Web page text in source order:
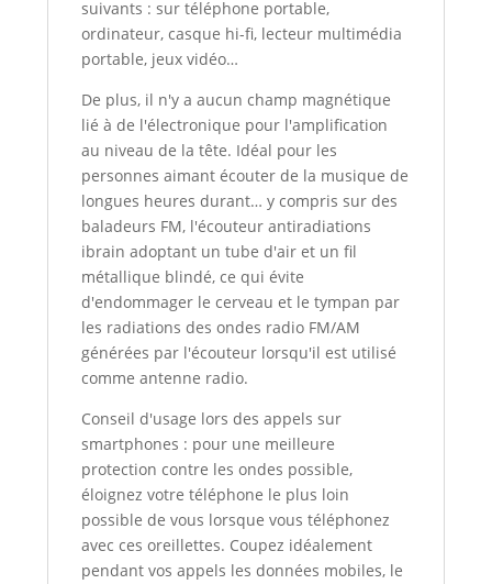
suivants : sur téléphone portable,
ordinateur, casque hi-fi, lecteur multimédia
portable, jeux vidéo…
De plus, il n'y a aucun champ magnétique
lié à de l'électronique pour l'amplification
au niveau de la tête. Idéal pour les
personnes aimant écouter de la musique de
longues heures durant… y compris sur des
baladeurs FM, l'écouteur antiradiations
ibrain adoptant un tube d'air et un fil
métallique blindé, ce qui évite
d'endommager le cerveau et le tympan par
les radiations des ondes radio FM/AM
générées par l'écouteur lorsqu'il est utilisé
comme antenne radio.
Conseil d'usage lors des appels sur
smartphones : pour une meilleure
protection contre les ondes possible,
éloignez votre téléphone le plus loin
possible de vous lorsque vous téléphonez
avec ces oreillettes. Coupez idéalement
pendant vos appels les données mobiles, le